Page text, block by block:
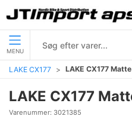
MENU
LAKE CX177 LAKE CX177
LAKE CX177
Varenummer: 3021385